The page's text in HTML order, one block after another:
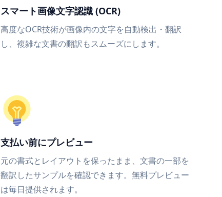
スマート画像文字認識 (OCR)
高度なOCR技術が画像内の文字を自動検出・翻訳
し、複雑な文書の翻訳もスムーズにします。
支払い前にプレビュー
元の書式とレイアウトを保ったまま、文書の一部を
翻訳したサンプルを確認できます。無料プレビュー
は毎日提供されます。